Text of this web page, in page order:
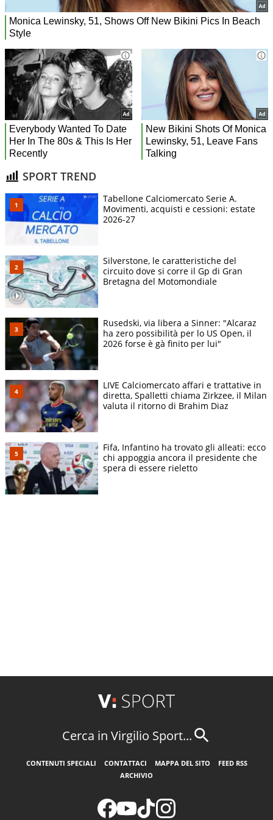
SPORT TREND
Tabellone Calciomercato Serie A.
Movimenti, acquisti e cessioni: estate
2026-27
Silverstone, le caratteristiche del
circuito dove si corre il Gp di Gran
Bretagna del Motomondiale
Rusedski, via libera a Sinner: "Alcaraz
ha zero possibilità per lo US Open, il
2026 forse è gà finito per lui"
LIVE Calciomercato affari e trattative in
diretta, Spalletti chiama Zirkzee, il Milan
valuta il ritorno di Brahim Diaz
Fifa, Infantino ha trovato gli alleati: ecco
chi appoggia ancora il presidente che
spera di essere rieletto
Cerca in Virgilio Sport...
CONTENUTI SPECIALI CONTATTACI MAPPA DEL SITO
FEED RSS
ARCHIVIO